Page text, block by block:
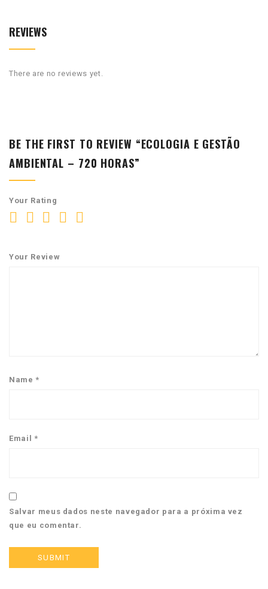
REVIEWS
There are no reviews yet.
BE THE FIRST TO REVIEW “ECOLOGIA E GESTÃO
AMBIENTAL – 720 HORAS”
Your Rating
Your Review
Name*
Email *
Salvar meus dados neste navegador para a próxima vez
que eu comentar.